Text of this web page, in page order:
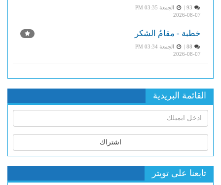
الجمعة PM 03:35
2026-08-07
خطبة - مقامُ الشكر
الجمعة PM 03:34
2026-08-07
القائمة البريدية
اشتراك
تابعنا على تويتر